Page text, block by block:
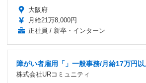
大阪府
月給21万8,000円
正社員 / 新卒・インターン
障がい者雇用「」一般事務/月給17万円以
株式会社URコミュニティ